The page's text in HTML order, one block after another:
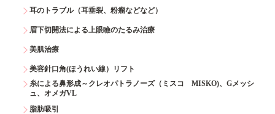
耳のトラブル（耳垂裂、粉瘤などなど）
眉下切開法による上眼瞼のたるみ治療
美肌治療
美容針口角(ほうれい線）リフト
糸による鼻形成～クレオパトラノーズ（ミスコ MISKO)、Gメッシ
ュ、オメガVL
脂肪吸引